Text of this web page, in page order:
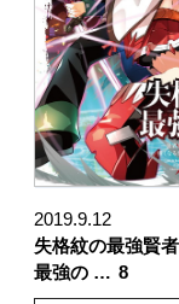
2019.9.12
失格紋の最強賢
最強の … 8